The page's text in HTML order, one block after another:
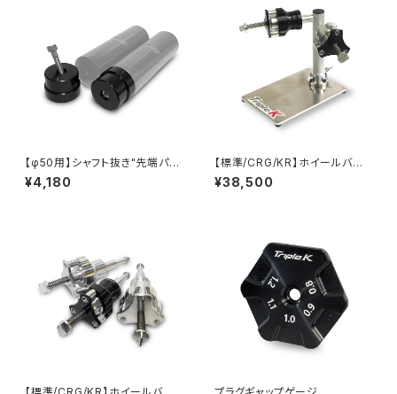
【φ50用】シャフト抜き"先端パー
ツ"
¥4,180
【標準/CRG/KR】ホイールバラ
ンサー
¥38,500